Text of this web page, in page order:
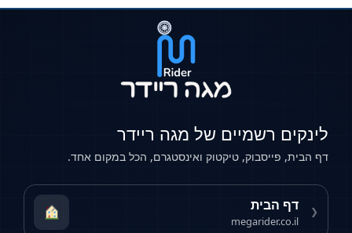
לינקים רשמיים של מגה ריידר
דף הבית, פייסבוק, טיקטוק ואינסטגרם, הכל במקום אחד.
❮ דף הבית
megarider.co.il